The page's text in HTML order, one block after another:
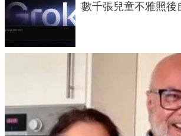
數千張兒童不雅照後